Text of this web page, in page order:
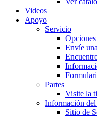
Videos
Apoyo
Servicio
Envíe
Partes
Visite la
Información
Sitio de